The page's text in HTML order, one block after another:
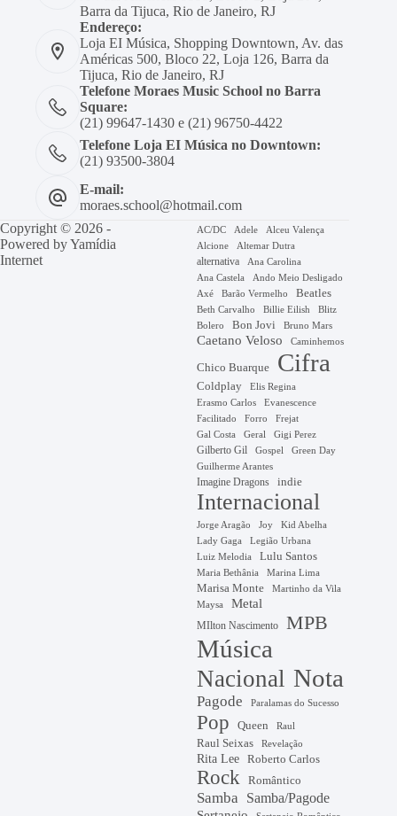
Barra da Tijuca, Rio de Janeiro, RJ
Endereço:
Loja EI Música, Shopping Downtown, Av. das
Américas 500, Bloco 22, Loja 126, Barra da
Tijuca, Rio de Janeiro, RJ
Telefone Moraes Music School no Barra
Square:
(21) 99647-1430 e (21) 96750-4422
Telefone Loja EI Música no Downtown:
(21) 93500-3804
E-mail:
moraes.school@hotmail.com
Copyright © 2026 -
Powered byYamídia
Internet
AC/DC Adele
Alceu Valença
Alcione
Altemar Dutra
alternativa
Ana Carolina
Ana Castela
Ando Meio Desligado
Axé Barão Vermelho Beatles
Beth Carvalho Billie Eilish
Blitz
Bolero
Bon Jovi Bruno Mars
Caetano Veloso Caminhemos
Chico Buarque Cifra
Coldplay
Elis Regina
Erasmo Carlos
Evanescence
Facilitado
Forro Frejat
Gal Costa Geral Gigi Perez
Gilberto Gil Gospel Green Day
Guilherme Arantes
Imagine Dragons indie
Internacional
Jorge Aragão Joy Kid Abelha
Lady Gaga
Legião Urbana
Luiz Melodia
Lulu Santos
Maria Bethânia Marina Lima
Marisa Monte
Martinho da Vila
Maysa
Metal
MIlton Nascimento MPB
Música
Nacional Nota
Pagode Paralamas do Sucesso
Pop Queen Raul
Raul Seixas Revelação
Rita Lee Roberto Carlos
Rock Romântico
Samba
Samba/Pagode